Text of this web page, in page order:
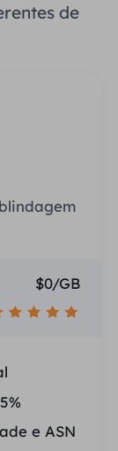
de
$0/GB
e ASN